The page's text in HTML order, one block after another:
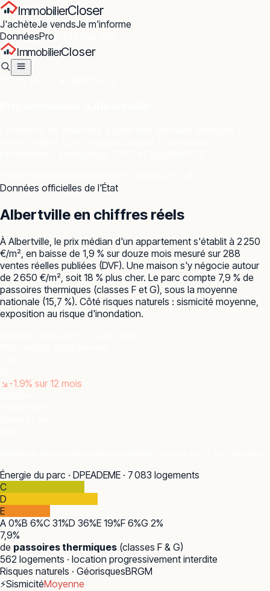
ImmobilierCloser
J'achèteJe vendsJe m'informe
DonnéesPro
ImmobilierCloser
Données officielles de l'État
Albertville en chiffres réels
À Albertville, le prix médian d'un appartement s'établit à 2 250
€/m², en baisse de 1,9 % sur douze mois mesuré sur 288
ventes réelles publiées (DVF). Une maison s'y négocie autour
de 2 650 €/m², soit 18 % plus cher. Le parc compte 7,9 % de
passoires thermiques (classes F et G), sous la moyenne
nationale (15,7 %). Côté risques naturels : sismicité moyenne,
exposition au risque d'inondation.
↘ -1.9% sur 12 mois
Énergie du parc · DPEADEME · 7 083 logements
C
D
E
A 0%B 6%C 31%D 36%E 19%F 6%G 2%
7,9%
de passoires thermiques (classes F & G)
562 logements · location progressivement interdite
Risques naturels · GéorisquesBRGM
⚡SismicitéMoyenne